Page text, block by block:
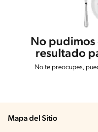
No
resultado
No te preocupes,
Mapa del Sitio